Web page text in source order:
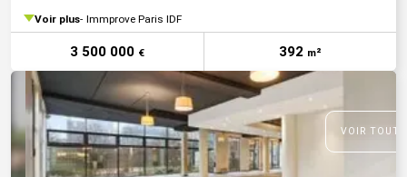
Voir plus Immprove Paris IDF
3 500 000 € 392 m²
VOIR